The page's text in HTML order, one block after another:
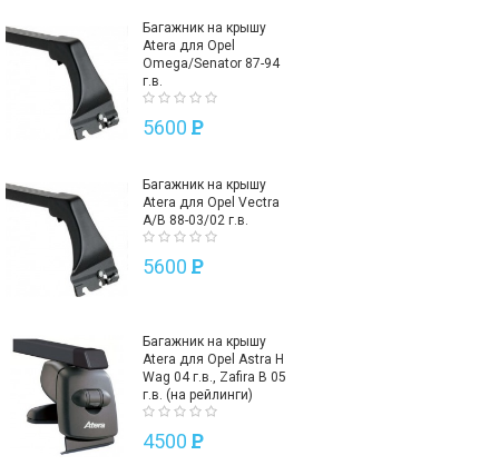
Багажник на крышу
Atera для Opel
Omega/Senator 87-94
г.в.
5600 P
Багажник на крышу
Atera для Opel Vectra
A/B 88-03/02 г.в.
5600 P
Багажник на крышу
Atera для Opel Astra H
Wag 04 г.в., Zafira B 05
г.в. (на рейлинги)
4500 P